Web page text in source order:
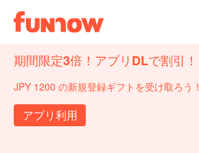
期間限定3倍！アプリDLで割引！
JPY 1200 の新規登録ギフトを受け取ろう！
アプリ利用